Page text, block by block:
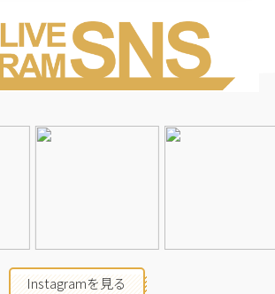
Instagramを見る